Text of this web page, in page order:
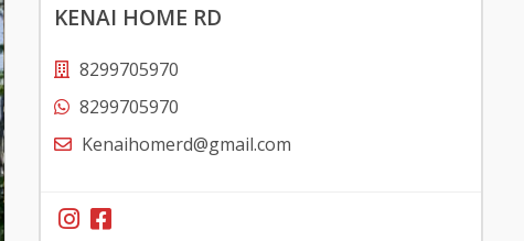
KENAI HOME RD
8299705970
8299705970
Kenaihomerd@gmail.com